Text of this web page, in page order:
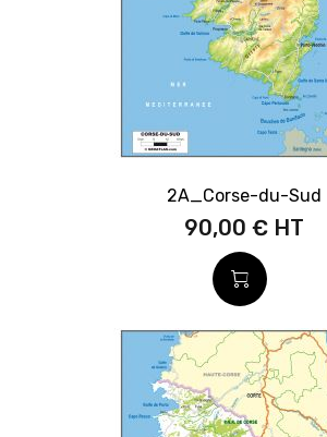
2A_Corse-du-Sud
90,00 €